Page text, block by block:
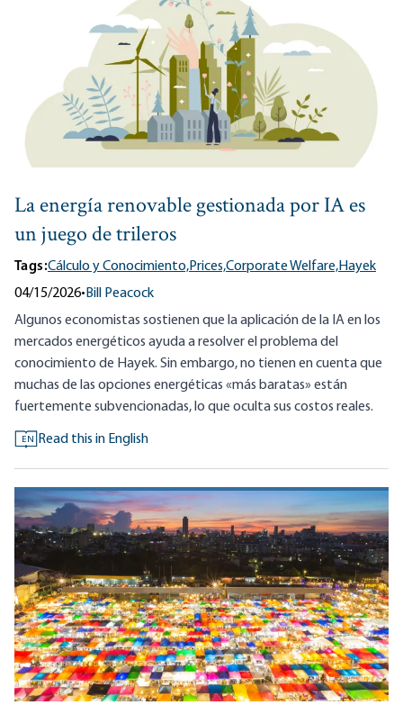
La energía renovable gestionada por IA es
un juego de trileros
Tags:Cálculo y Conocimiento,Prices,Corporate Welfare,Hayek
04/15/2026• Bill Peacock
Algunos economistas sostienen que la aplicación de la IA en los
mercados energéticos ayuda a resolver el problema del
conocimiento de Hayek. Sin embargo, no tienen en cuenta que
muchas de las opciones energéticas «más baratas» están
fuertemente subvencionadas, lo que oculta sus costos reales.
EN Read this in English